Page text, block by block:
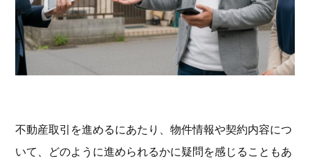
不動産取引を進めるにあたり、物件情報や契約内容につ
いて、どのように進められるかに疑問を感じることもあ